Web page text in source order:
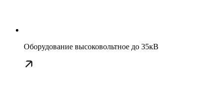
Оборудование высоковольтное до 35кВ